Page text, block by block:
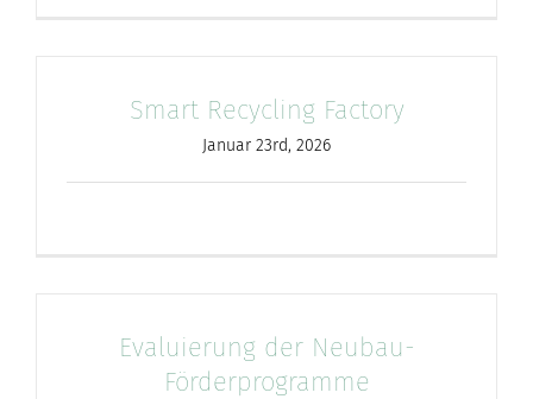
Smart Recycling Factory
Januar 23rd, 2026
Evaluierung der Neubau-
Förderprogramme